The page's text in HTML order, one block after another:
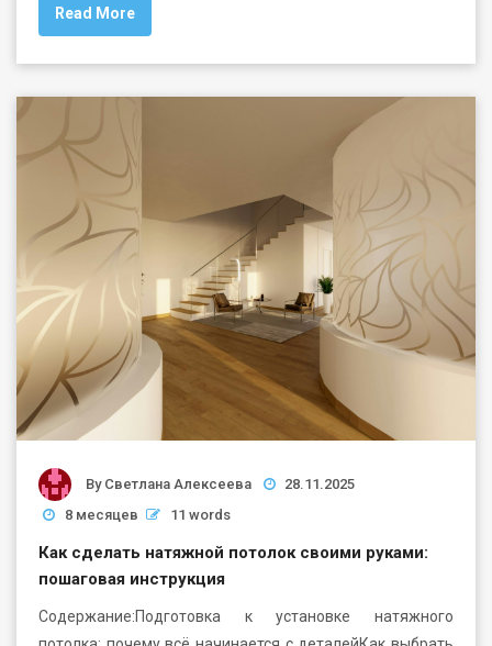
Read More
By Светлана Алексеева
28.11.2025
8 месяцев
11 words
Как сделать натяжной потолок своими руками:
пошаговая инструкция
Содержание:Подготовка к установке натяжного